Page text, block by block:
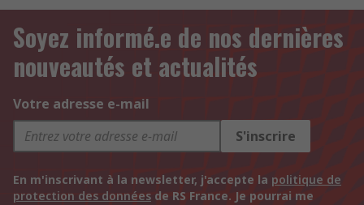
Soyez informé.e de nos dernières
nouveautés et actualités
Votre adresse e-mail
S'inscrire
En m'inscrivant à la newsletter, j'accepte la politique de
protection des données de RS France. Je pourrai me